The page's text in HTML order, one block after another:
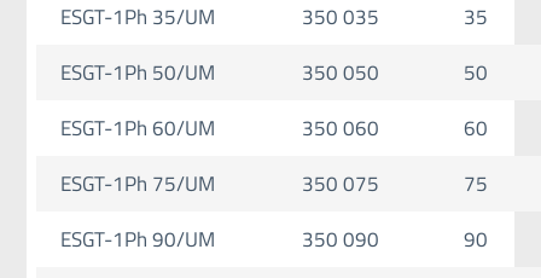
ESGT-1Ph 35/UM
350 035
35
ESGT-1Ph 50/UM
350 050
50
ESGT-1Ph 60/UM
350 060
60
ESGT-1Ph 75/UM
350 075
75
ESGT-1Ph 90/UM
350 090
90